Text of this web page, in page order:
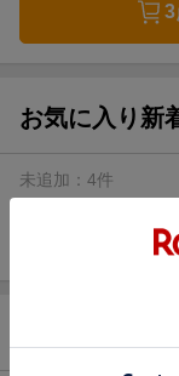
3
お気に入り新
未追加： 4件